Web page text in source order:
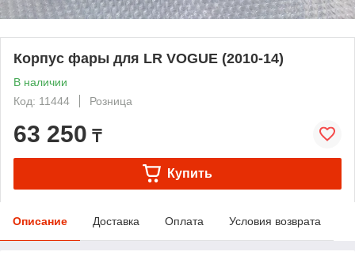
Корпус фары для LR VOGUE (2010-14)
В наличии
Код: 11444
Розница
63 250 ₸
Купить
Описание Доставка Оплата Условия возврата